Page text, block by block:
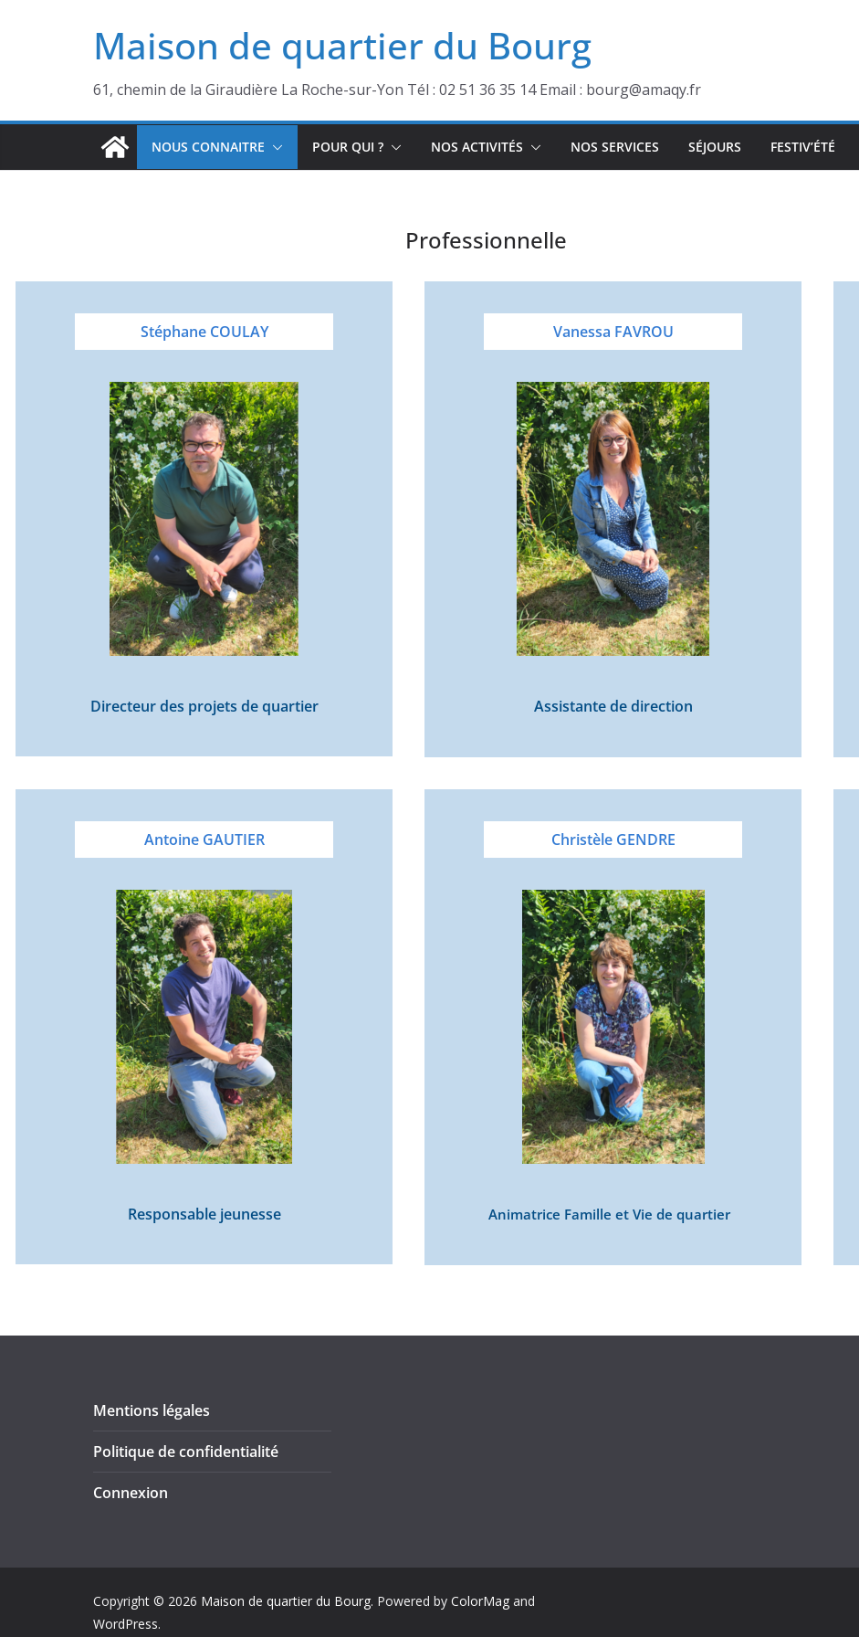
Maison de quartier du Bourg
61, chemin de la Giraudière La Roche-sur-Yon Tél : 02 51 36 35 14 Email : bourg@amaqy.fr
NOUS CONNAITRE POUR QUI ? NOS ACTIVITÉS NOS SERVICES SÉJOURS FESTIV’ÉTÉ
Professionnelle
Stéphane COULAY
Directeur des projets de quartier
Vanessa FAVROU
Assistante de direction
Antoine GAUTIER
Responsable jeunesse
Christèle GENDRE
Animatrice Famille et Vie de quartier
Mentions légales
Politique de confidentialité
Connexion
Copyright © 2026 Maison de quartier du Bourg. Powered by ColorMag and
WordPress.